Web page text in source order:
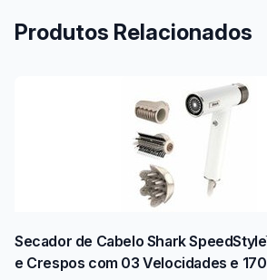
Produtos Relacionados
Secador de Cabelo Shark
e Crespos com 03 Velocidades e